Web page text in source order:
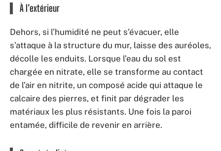
À l’extérieur
Dehors, si l’humidité ne peut s’évacuer, elle
s’attaque à la structure du mur, laisse des auréoles,
décolle les enduits. Lorsque l’eau du sol est
chargée en nitrate, elle se transforme au contact
de l’air en nitrite, un composé acide qui attaque le
calcaire des pierres, et finit par dégrader les
matériaux les plus résistants. Une fois la paroi
entamée, difficile de revenir en arrière.